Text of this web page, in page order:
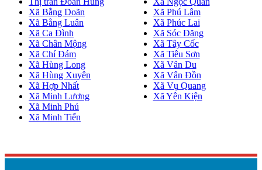
Xã Bằng Doãn
Xã Bằng Luân
Xã Ca Đình
Xã Chân Mộng
Xã Chí Đám
Xã Hùng Long
Xã Hùng Xuyên
Xã Hợp Nhất
Xã Minh Lương
Xã Minh Phú
Xã Minh Tiến
Xã Phú Lâm
Xã Phúc Lai
Xã Sóc Đăng
Xã Tây Cốc
Xã Tiêu Sơn
Xã Vân Du
Xã Vân Đồn
Xã Vụ Quang
Xã Yên Kiện